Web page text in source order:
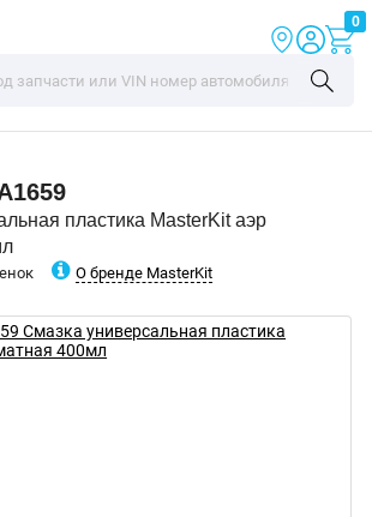
0
пластика MasterKit аэр
О бренде MasterKit